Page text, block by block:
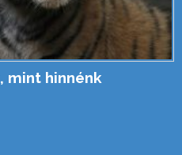
hinnénk